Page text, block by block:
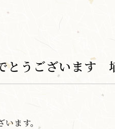
とうございます
ます。